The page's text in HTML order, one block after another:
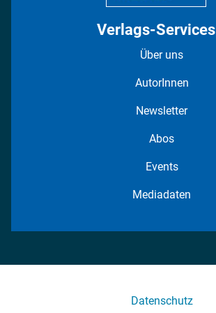
Verlags-Services
Über uns
AutorInnen
Newsletter
Abos
Events
Mediadaten
Datenschutz